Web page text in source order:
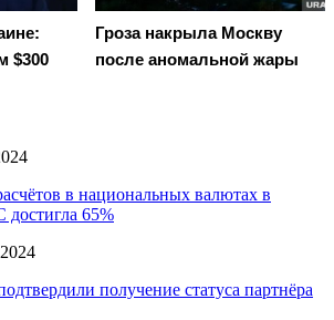
$300
Гроза накрыла Москву
после аномальной жары
в национальных валютах в
65%
получение статуса партнёра